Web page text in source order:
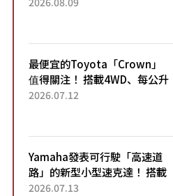
最便宜的Toyota「Crown」
值得關注！ 搭載4WD、每公升
22.4公里低油耗表現超亮眼！
2026.07.12
Yamaha發表可行駛「高速道
路」的新型小型速克達！ 搭載
能享受超強勁「渦輪感」的動
2026.07.13